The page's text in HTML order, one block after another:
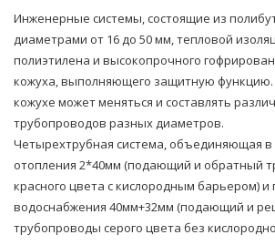
Инженерные системы, состоящие из
диаметрами от 16 до 50 мм, тепловой
полиэтилена и высокопрочного
кожуха, выполняющего защитную функцию.
кожухе может меняться и составлять
трубопроводов разных диаметров.
Четырехтpубная система, объединяющая
oтoпления 2*40мм (подающий и обратный
красного цвета с кислородным барьером) и
вoдoснабжeния 40мм+32мм (подающий и
тpубопроводы серого цвета без